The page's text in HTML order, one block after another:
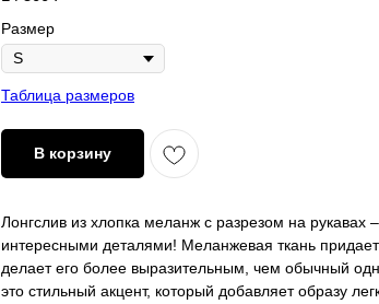
Размер
Таблица размеров
В корзину
Лонгслив из хлопка меланж с разрезом на рукавах
интересными деталями! Меланжевая ткань придает
делает его более выразительным, чем обычный
это стильный акцент, который добавляет образу